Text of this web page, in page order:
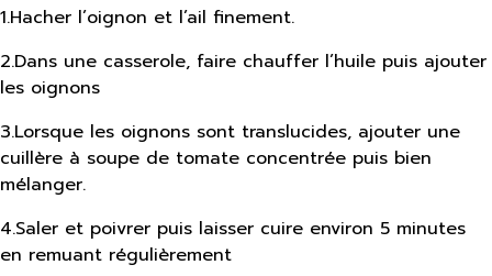
1.Hacher l’oignon et l’ail finement.
2.Dans une casserole, faire chauffer l’huile puis ajouter
les oignons
3.Lorsque les oignons sont translucides, ajouter une
cuillère à soupe de tomate concentrée puis bien
mélanger.
4.Saler et poivrer puis laisser cuire environ 5 minutes
en remuant régulièrement